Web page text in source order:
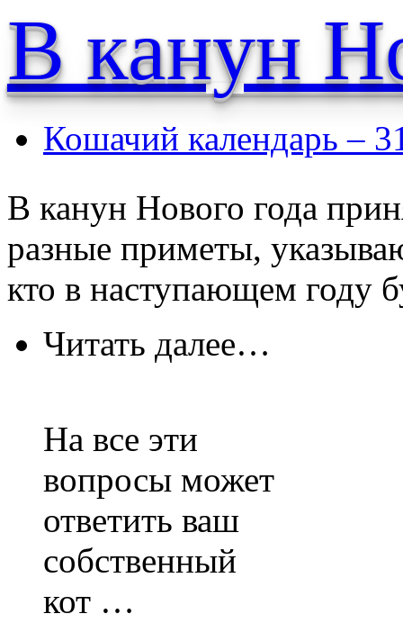
В канун
Кошачий календарь –
В канун Нового года
разные приметы,
кто в наступающем году
Читать далее…
На все эти
вопросы может
ответить ваш
собственный
кот …